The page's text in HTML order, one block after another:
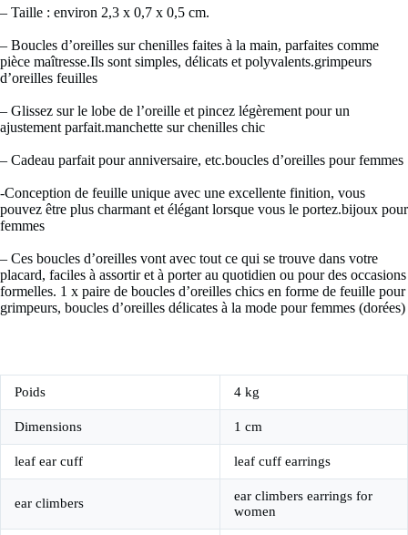
– Taille : environ 2,3 x 0,7 x 0,5 cm.
– Boucles d’oreilles sur chenilles faites à la main, parfaites comme
pièce maîtresse.Ils sont simples, délicats et polyvalents.grimpeurs
d’oreilles feuilles
– Glissez sur le lobe de l’oreille et pincez légèrement pour un
ajustement parfait.manchette sur chenilles chic
– Cadeau parfait pour anniversaire, etc.boucles d’oreilles pour femmes
-Conception de feuille unique avec une excellente finition, vous
pouvez être plus charmant et élégant lorsque vous le portez.bijoux pour
femmes
– Ces boucles d’oreilles vont avec tout ce qui se trouve dans votre
placard, faciles à assortir et à porter au quotidien ou pour des occasions
formelles. 1 x paire de boucles d’oreilles chics en forme de feuille pour
grimpeurs, boucles d’oreilles délicates à la mode pour femmes (dorées)
Poids 4 kg
Dimensions 1 cm
leaf ear cuff leaf cuff earrings
ear climbers
ear climbers earrings for
women